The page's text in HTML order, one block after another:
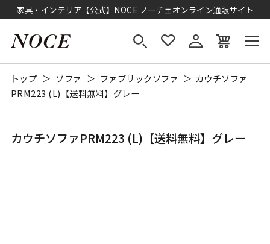
家具・インテリア【公式】NOCE ノーチェオンライン通販サイト
トップ ソファ ファブリックソファ
カウチソファ
PRM223 (L)【送料無料】グレー
カウチソファPRM223 (L)【送料無料】グレー